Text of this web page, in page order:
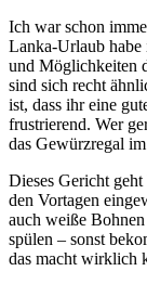
Ich war schon
Lanka-Urlaub habe
und Möglichkeiten
sind sich recht
ist, dass ihr eine
frustrierend. Wer
das Gewürzregal
Dieses Gericht
den Vortagen
auch weiße
spülen – sonst
das macht wirklich